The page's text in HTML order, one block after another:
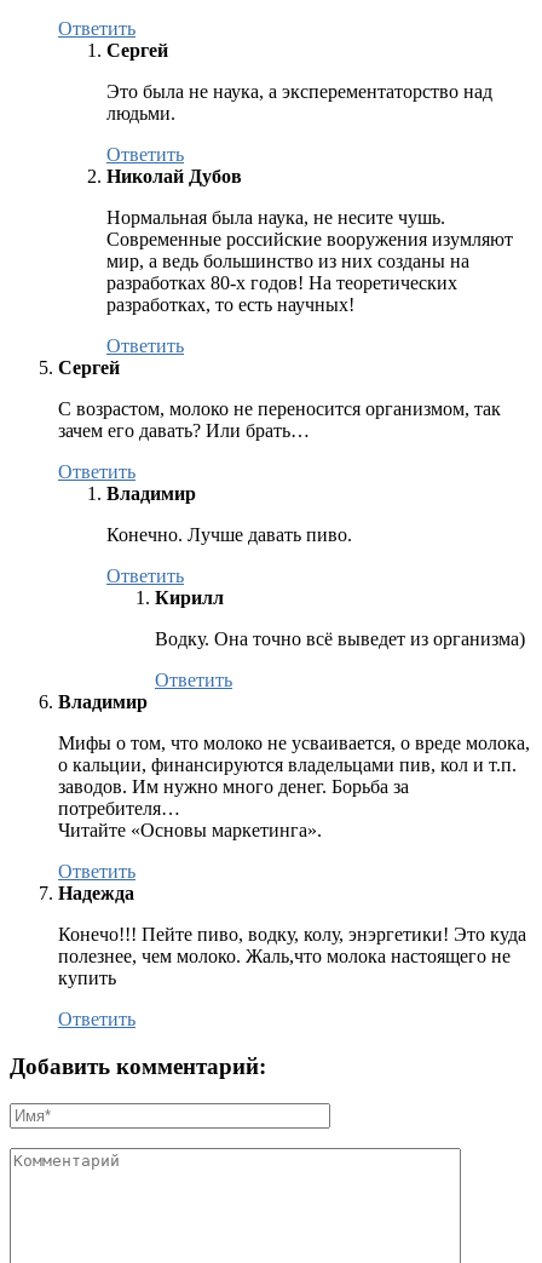
Ответить
Сергей
Это была не наука, а эксперементаторство над
людьми.
Ответить
Николай Дубов
Нормальная была наука, не несите чушь.
Современные российские вооружения изумляют
мир, а ведь большинство из них созданы на
разработках 80-х годов! На теоретических
разработках, то есть научных!
Ответить
Сергей
С возрастом, молоко не переносится организмом, так
зачем его давать? Или брать…
Ответить
Владимир
Конечно. Лучше давать пиво.
Ответить
Кирилл
Водку. Она точно всё выведет из организма)
Ответить
Владимир
Мифы о том, что молоко не усваивается, о вреде молока,
о кальции, финансируются владельцами пив, кол и т.п.
заводов. Им нужно много денег. Борьба за
потребителя…
Читайте «Основы маркетинга».
Ответить
Надежда
Конечо!!! Пейте пиво, водку, колу, энэргетики! Это куда
полезнее, чем молоко. Жаль,что молока настоящего не
купить
Ответить
Добавить комментарий: